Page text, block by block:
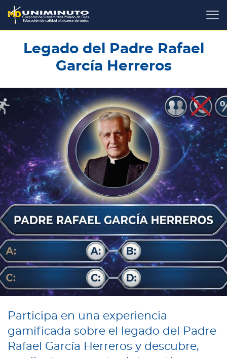
Pasar
contenido
principal
Legado del Padre Rafael
García Herreros
Participa en una experiencia
gamificada sobre el legado del Padre
Rafael García Herreros y descubre,